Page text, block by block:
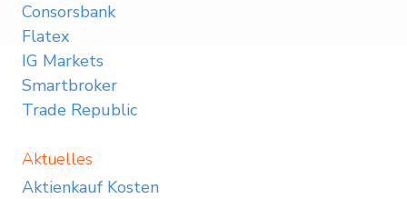
Consorsbank
Flatex
IG Markets
Smartbroker
Trade Republic
Aktuelles
Aktienkauf Kosten